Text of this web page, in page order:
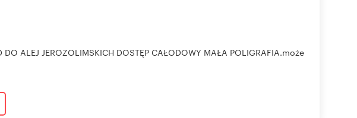
DO ALEJ JEROZOLIMSKICH DOSTĘP CAŁODOWY MAŁA POLIGRAFIA.może